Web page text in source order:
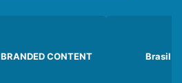
BRANDED CONTENT Brasil